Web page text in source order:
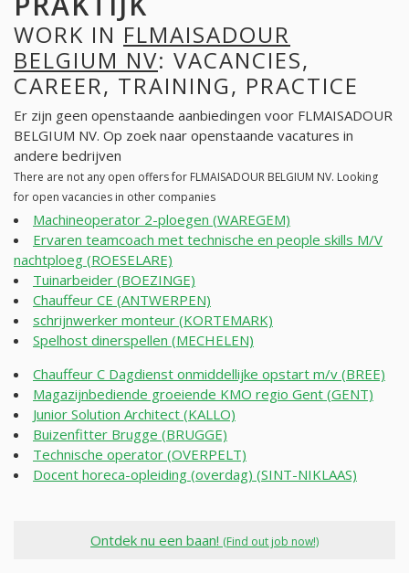
WORK IN FLMAISADOUR
BELGIUM NV: VACANCIES,
CAREER, TRAINING, PRACTICE
Er zijn geen openstaande aanbiedingen voor FLMAISADOUR
BELGIUM NV. Op zoek naar openstaande vacatures in
andere bedrijven
There are not any open offers for FLMAISADOUR BELGIUM NV. Looking
for open vacancies in other companies
Machineoperator 2-ploegen (WAREGEM)
Ervaren teamcoach met technische en people skills M/V
nachtploeg (ROESELARE)
Tuinarbeider (BOEZINGE)
Chauffeur CE (ANTWERPEN)
schrijnwerker monteur (KORTEMARK)
Spelhost dinerspellen (MECHELEN)
Chauffeur C Dagdienst onmiddellijke opstart m/v (BREE)
Magazijnbediende groeiende KMO regio Gent (GENT)
Junior Solution Architect (KALLO)
Buizenfitter Brugge (BRUGGE)
Technische operator (OVERPELT)
Docent horeca-opleiding (overdag) (SINT-NIKLAAS)
Ontdek nu een baan! (Find out job now!)